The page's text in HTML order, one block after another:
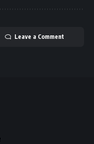
Leave a Comment